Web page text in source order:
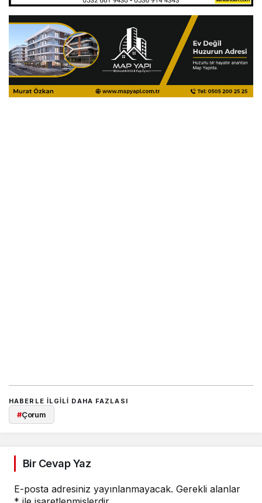
HABERLE ILGILI DAHA FAZLASI
#Çorum
Bir Cevap Yaz
E-posta adresiniz yayınlanmayacak. Gerekli alanlar